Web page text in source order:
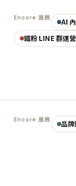
Encore 服務
AI
鐵粉 LINE 群運營
Encore 服務 品